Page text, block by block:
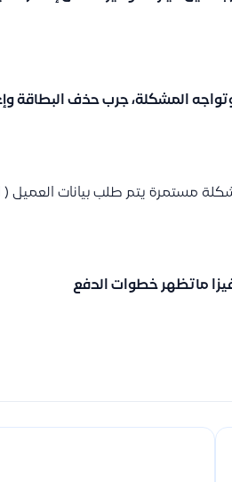
المشكلة، جرب حذف البطاقة
مستمرة يتم طلب بيانات العميل (
ماتظهر خطوات الدفع